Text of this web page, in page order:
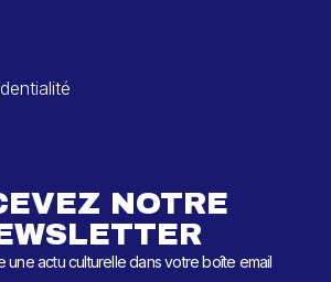
NOTRE
une actu culturelle dans votre boîte email